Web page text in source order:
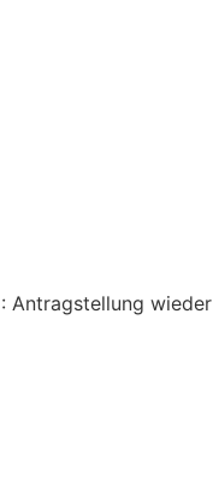
Antragstellung wieder